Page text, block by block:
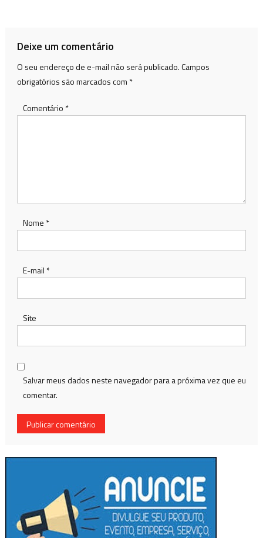
Deixe um comentário
O seu endereço de e-mail não será publicado.Campos
obrigatórios são marcados com *
Comentário *
Nome *
E-mail *
Site
Salvar meus dados neste navegador para a próxima vez que eu
comentar.